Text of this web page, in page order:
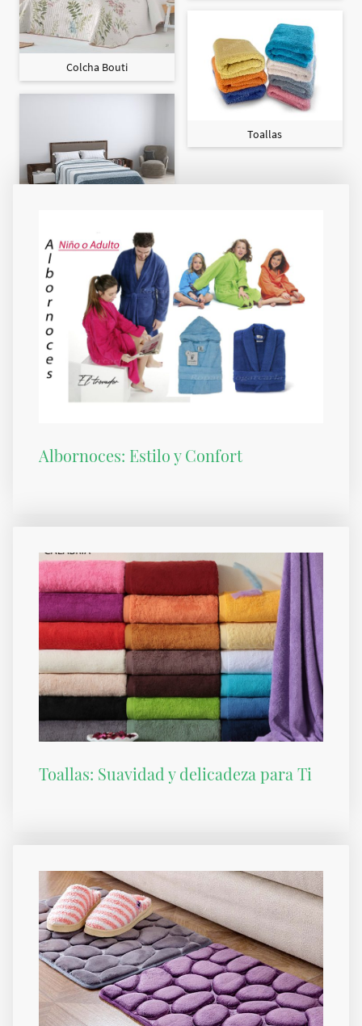
Colcha Bouti
Colcha Maxi
Toallas
Albornoces: Estilo y Confort
Toallas: Suavidad y delicadeza para Ti